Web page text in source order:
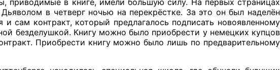
в четверг ночью на перекрёстке. За это он был наделён
сам контракт, который предлагалось подписать новоявленному
безделушкой. Книгу можно было приобрести у немецких купцов
Приобрести книгу можно было лишь по предварительному